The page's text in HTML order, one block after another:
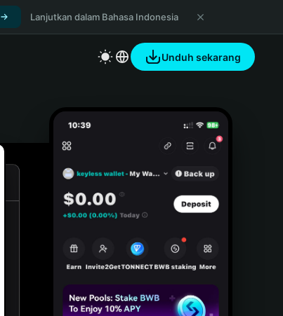
Lanjutkan dalam Bahasa Indonesia
Unduh sekarang